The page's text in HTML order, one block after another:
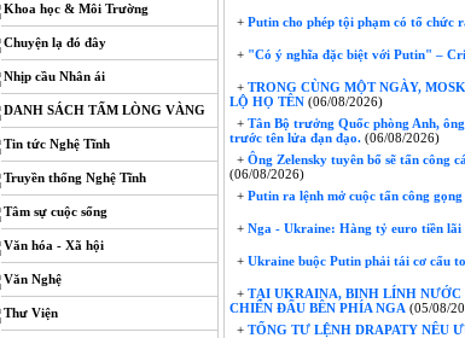
Khoa học & Môi Trường
Chuyện lạ đó đây
Nhịp cầu Nhân ái
DANH SÁCH TẤM LÒNG VÀNG
Tin tức Nghệ Tĩnh
Truyền thống Nghệ Tĩnh
Tâm sự cuộc sống
Văn hóa - Xã hội
Văn Nghệ
Thư Viện
+ Putin cho phép tội phạm có tổ chức
+ "Có ý nghĩa đặc biệt với Putin" –
+ TRONG CÙNG MỘT NGÀY,
LỘ HỌ TÊN (06/08/2026)
+ Tân Bộ trưởng Quốc phòng Anh,
trước tên lửa đạn đạo. (06/08/2026)
+ Ông Zelensky tuyên bố sẽ tấn công
(06/08/2026)
+ Putin ra lệnh mở cuộc tấn công
+ Nga - Ukraine: Hàng tỷ euro tiền lãi
+ Ukraine buộc Putin phải tái cơ cấu
+ TẠI UKRAINA, BINH LÍNH
CHIẾN ĐẤU BÊN PHÍA NGA (05/08/
+ TỔNG TƯ LỆNH DRAPATY NÊU